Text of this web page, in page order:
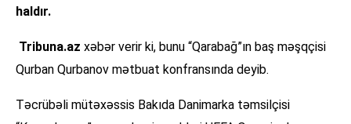
haldır.
Tribuna.az xəbər verir ki, bunu “Qarabağ”ın baş məşqçisi
Qurban Qurbanov mətbuat konfransında deyib.
Təcrübəli mütəxəssis Bakıda Danimarka təmsilçisi